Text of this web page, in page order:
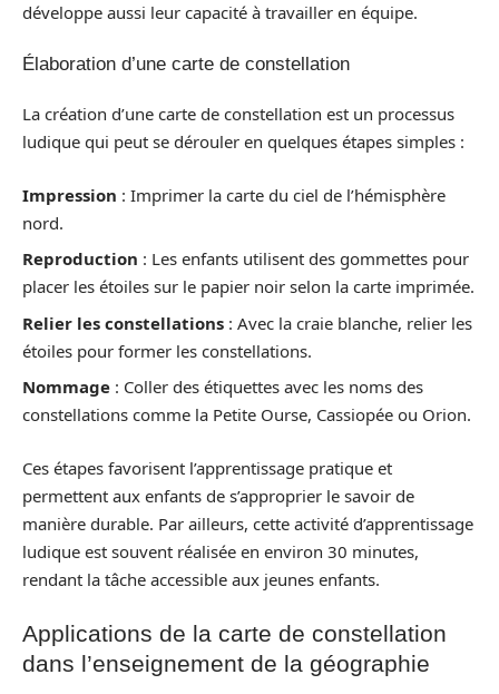
développe aussi leur capacité à travailler en équipe.
Élaboration d’une carte de constellation
La création d’une carte de constellation est un processus
ludique qui peut se dérouler en quelques étapes simples :
Impression : Imprimer la carte du ciel de l’hémisphère
nord.
Reproduction : Les enfants utilisent des gommettes pour
placer les étoiles sur le papier noir selon la carte imprimée.
Relier les constellations : Avec la craie blanche, relier les
étoiles pour former les constellations.
Nommage : Coller des étiquettes avec les noms des
constellations comme la Petite Ourse, Cassiopée ou Orion.
Ces étapes favorisent l’apprentissage pratique et
permettent aux enfants de s’approprier le savoir de
manière durable. Par ailleurs, cette activité d’apprentissage
ludique est souvent réalisée en environ 30 minutes,
rendant la tâche accessible aux jeunes enfants.
Applications de la carte de constellation
dans l’enseignement de la géographie